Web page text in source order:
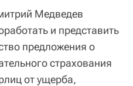
Медведев
и представить
предложения о
страхования
от ущерба,